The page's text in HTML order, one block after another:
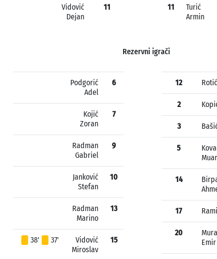
Vidović
Dejan
11 11
Turić
Armin
Rezervni igrači
Podgorić
Adel
6
Kojić
Zoran
7
Radman
Gabriel
9
Janković
Stefan
10
Radman
Marino
13
38' 37'
Vidović
Miroslav
15
12
2
3
5
14
17
20
Emir